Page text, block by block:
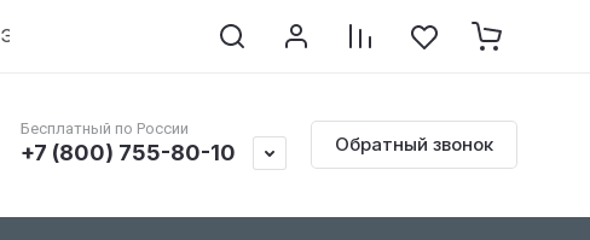
Энциклопедия по реставрации Контакты Документы
Бесплатный по России
+7 (800) 755-80-10 Обратный звонок